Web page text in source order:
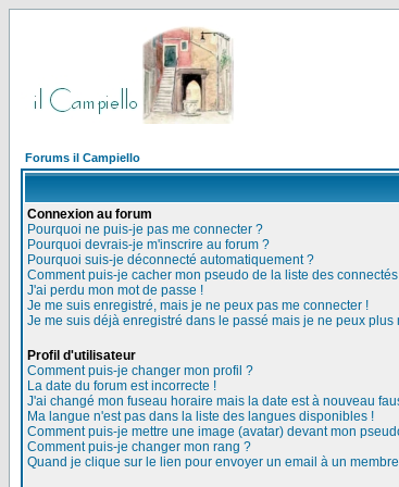
Forums il Campiello
Connexion au forum
Pourquoi ne puis-je pas me connecter ?
Pourquoi devrais-je m'inscrire au forum ?
Pourquoi suis-je déconnecté automatiquement ?
Comment puis-je cacher mon pseudo de la liste des
J'ai perdu mon mot de passe !
Je me suis enregistré, mais je ne peux pas me connecter !
Je me suis déjà enregistré dans le passé mais je ne peux plus
Profil d'utilisateur
Comment puis-je changer mon profil ?
La date du forum est incorrecte !
J'ai changé mon fuseau horaire mais la date est à nouveau
Ma langue n'est pas dans la liste des langues disponibles !
Comment puis-je mettre une image (avatar) devant mon
Comment puis-je changer mon rang ?
Quand je clique sur le lien pour envoyer un email à un